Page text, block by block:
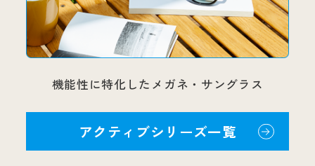
機能性に特化したメガネ・サングラス
アクティブシリーズ一覧